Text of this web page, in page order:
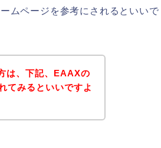
ムページを参考にされるといいで
は、下記、EAAXの
てみるといいですよ